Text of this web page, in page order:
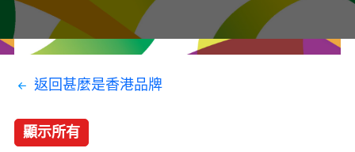
返回甚麼是香港品牌
顯示所有